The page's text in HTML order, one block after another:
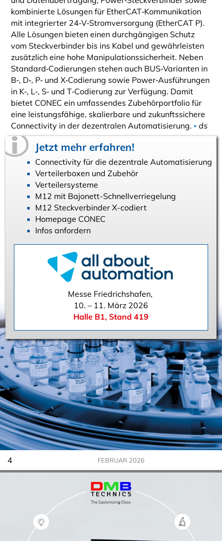
kombinierte Lösungen für EtherCAT‑Kommunikation
mit integrierter 24‑V‑Stromversorgung (EtherCAT P).
Alle Lösungen bieten einen durchgängigen Schutz
vom Steckverbinder bis ins Kabel und gewährleisten
zusätzlich eine hohe Manipulationssicherheit. Neben
Standard‑Codierungen stehen auch BUS‑Varianten in
B‑, D‑, P‑ und X‑Codierung sowie Power‑Ausführungen
in K‑, L‑, S‑ und T‑Codierung zur Verfügung. Damit
bietet CONEC ein umfassendes Zubehörportfolio für
eine leistungsfähige, skalierbare und zukunftssichere
Connectivity in der dezentralen Automatisierung.▪ ds
Jetzt mehr erfahren!
Connectivity für die dezentrale Automatisierung
Verteilerboxen und Zubehör
Verteilersysteme
M12 mit Bajonett-Schnellverriegelung
M12 Steckverbinder X-codiert
Homepage CONEC
Infos anfordern
Messe Friedrichshafen,
10. – 11. März 2026
Halle B1, Stand 419
4 FEBRUAR 2026